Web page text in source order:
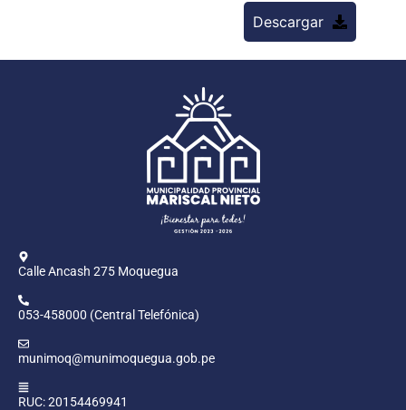
Descargar
Calle Ancash 275 Moquegua
053-458000 (Central Telefónica)
munimoq@munimoquegua.gob.pe
RUC: 20154469941